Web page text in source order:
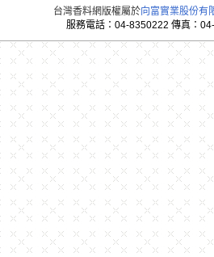
台灣香料網版權屬於向富實業股份有
服務電話：04-8350222 傳真：